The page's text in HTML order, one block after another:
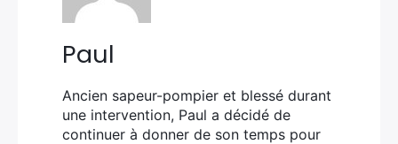
Paul
Ancien sapeur-pompier et blessé durant
une intervention, Paul a décidé de
continuer à donner de son temps pour